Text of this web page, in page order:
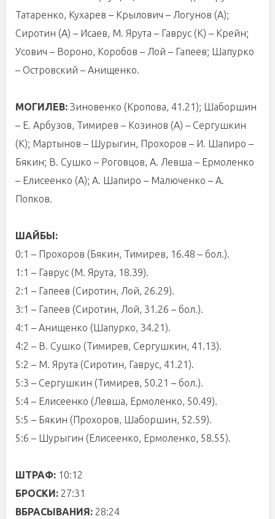
Татаренко, Кухарев – Крылович – Логунов (А);
Сиротин (А) – Исаев, М. Ярута – Гаврус (К) – Крейн;
Усович – Вороно, Коробов – Лой – Гапеев; Шапурко
– Островский – Анищенко.
МОГИЛЕВ: Зиновенко (Кропова, 41.21); Шаборшин
– Е. Арбузов, Тимирев – Козинов (А) – Сергушкин
(К); Мартынов – Шурыгин, Прохоров – И. Шапиро –
Бякин; В. Сушко – Роговцов, А. Левша – Ермоленко
– Елисеенко (А); А. Шапиро – Малюченко – А.
Попков.
ШАЙБЫ:
0:1 – Прохоров (Бякин, Тимирев, 16.48 – бол.).
1:1 – Гаврус (М. Ярута, 18.39).
2:1 – Гапеев (Сиротин, Лой, 26.29).
3:1 – Гапеев (Сиротин, Лой, 31.26 – бол.).
4:1 – Анищенко (Шапурко, 34.21).
4:2 – В. Сушко (Тимирев, Сергушкин, 41.13).
5:2 – М. Ярута (Сиротин, Гаврус, 41.21).
5:3 – Сергушкин (Тимирев, 50.21 – бол.).
5:4 – Елисеенко (Левша, Ермоленко, 50.49).
5:5 – Бякин (Прохоров, Шаборшин, 52.59).
5:6 – Шурыгин (Елисеенко, Ермоленко, 58.55).
ШТРАФ: 10:12
БРОСКИ: 27:31
ВБРАСЫВАНИЯ: 28:24